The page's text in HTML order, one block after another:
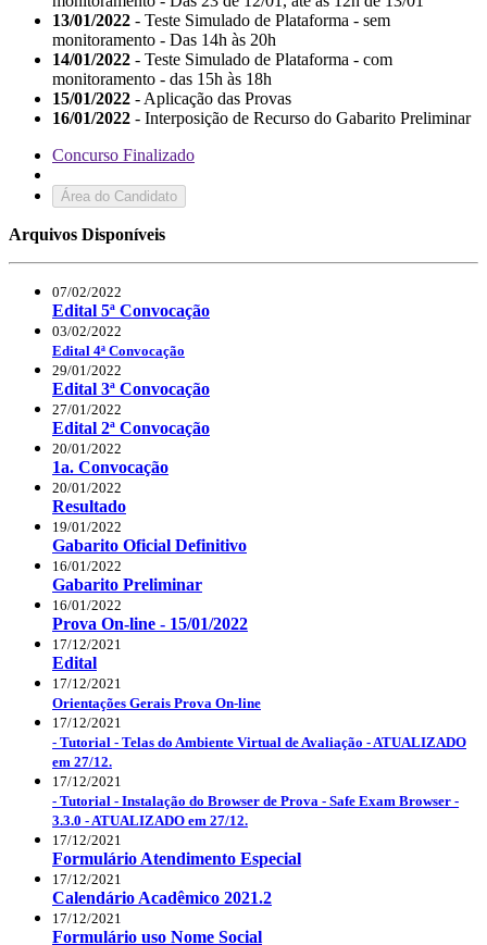
13/01/2022 - Teste Simulado de Plataforma - sem
monitoramento - Das 14h às 20h
14/01/2022 - Teste Simulado de Plataforma - com
monitoramento - das 15h às 18h
15/01/2022 - Aplicação das Provas
16/01/2022 - Interposição de Recurso do Gabarito Preliminar
Concurso Finalizado
Área do Candidato
Arquivos Disponíveis
07/02/2022
Edital 5ª Convocação
03/02/2022
Edital 4ª Convocação
29/01/2022
Edital 3ª Convocação
27/01/2022
Edital 2ª Convocação
20/01/2022
1a. Convocação
20/01/2022
Resultado
19/01/2022
Gabarito Oficial Definitivo
16/01/2022
Gabarito Preliminar
16/01/2022
Prova On-line - 15/01/2022
17/12/2021
Edital
17/12/2021
Orientações Gerais Prova On-line
17/12/2021
- Tutorial - Telas do Ambiente Virtual de Avaliação - ATUALIZADO
em 27/12.
17/12/2021
- Tutorial - Instalação do Browser de Prova - Safe Exam Browser -
3.3.0 - ATUALIZADO em 27/12.
17/12/2021
Formulário Atendimento Especial
17/12/2021
Calendário Acadêmico 2021.2
17/12/2021
Formulário uso Nome Social